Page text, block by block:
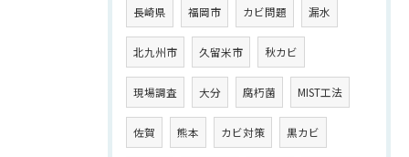
長崎県 福岡市 カビ問題 漏水
北九州市 久留米市 秋カビ
現場調査 大分 腐朽菌 MIST工法
佐賀 熊本 カビ対策 黒カビ